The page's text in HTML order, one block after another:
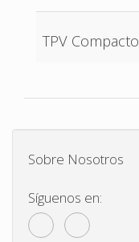
TPV Compacto
Sobre Nosotros
Síguenos en: